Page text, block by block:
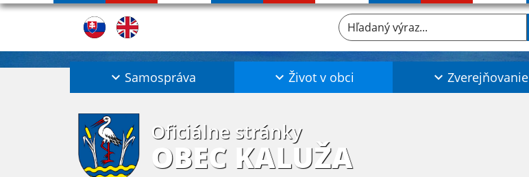
Hľadaný výraz...
Samospráva Život v obci Zverejňovanie
Oficiálne stránky
OBEC KALUŽA